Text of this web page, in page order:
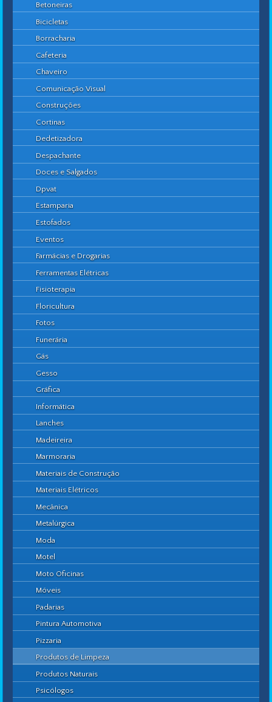
Betoneiras
Bicicletas
Borracharia
Cafeteria
Chaveiro
Comunicação Visual
Construções
Cortinas
Dedetizadora
Despachante
Doces e Salgados
Dpvat
Estamparia
Estofados
Eventos
Farmácias e Drogarias
Ferramentas Elétricas
Fisioterapia
Floricultura
Fotos
Funerária
Gás
Gesso
Gráfica
Informática
Lanches
Madeireira
Marmoraria
Materiais de Construção
Materiais Elétricos
Mecânica
Metalúrgica
Moda
Motel
Moto Oficinas
Móveis
Padarias
Pintura Automotiva
Pizzaria
Produtos de Limpeza
Produtos Naturais
Psicólogos